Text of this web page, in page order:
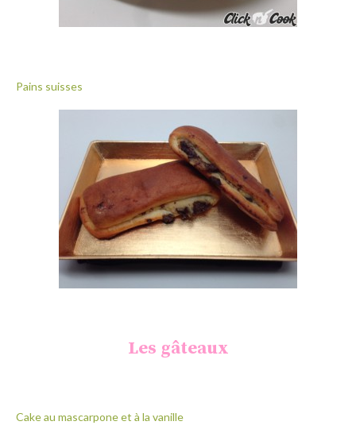
Pains suisses
Les gâteaux
Cake au mascarpone et à la vanille